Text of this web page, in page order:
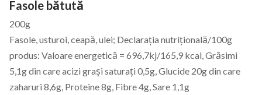
Fasole bătută
200g
Fasole, usturoi, ceapă, ulei; Declarația nutrițională/100g
produs: Valoare energetică = 696,7kj/165,9 kcal, Grăsimi
5,1g din care acizi grași saturați 0,5g, Glucide 20g din care
zaharuri 8,6g, Proteine 8g, Fibre 4g, Sare 1,1g